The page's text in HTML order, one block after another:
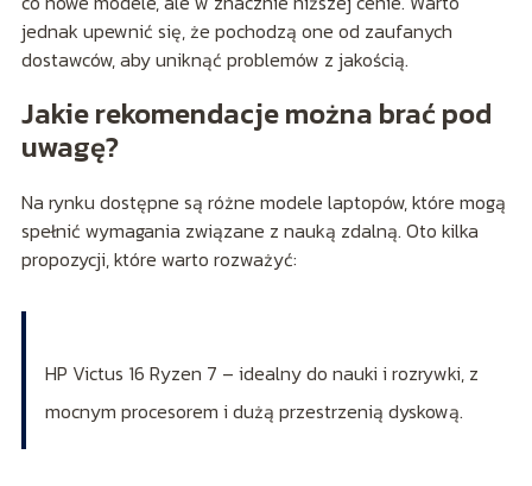
jednak upewnić się, że pochodzą one od zaufanych
dostawców, aby uniknąć problemów z jakością.
Jakie rekomendacje można brać pod
uwagę?
Na rynku dostępne są różne modele laptopów, które mogą
spełnić wymagania związane z nauką zdalną. Oto kilka
propozycji, które warto rozważyć:
HP Victus 16 Ryzen 7 – idealny do nauki i rozrywki, z
mocnym procesorem i dużą przestrzenią dyskową.